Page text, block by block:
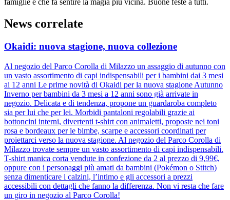
famiglie e che fa sentire la magia più vicina. Buone feste a tutti.
News correlate
Okaidi: nuova stagione, nuova collezione
Al negozio del Parco Corolla di Milazzo un assaggio di autunno con
un vasto assortimento di capi indispensabili per i bambini dai 3 mesi
ai 12 anni Le prime novità di Okaidi per la nuova stagione Autunno
Inverno per bambini da 3 mesi a 12 anni sono già arrivate in
negozio. Delicata e di tendenza, propone un guardaroba completo
sia per lui che per lei. Morbidi pantaloni regolabili grazie ai
bottoncini interni, divertenti t-shirt con animaletti, proposte nei toni
rosa e bordeaux per le bimbe, scarpe e accessori coordinati per
proiettarci verso la nuova stagione. Al negozio del Parco Corolla di
Milazzo trovate sempre un vasto assortimento di capi indispensabili.
T-shirt manica corta vendute in confezione da 2 al prezzo di 9,99€,
oppure con i personaggi più amati da bambini (Pokémon o Stitch)
senza dimenticare i calzini, l’intimo e gli accessori a prezzi
accessibili con dettagli che fanno la differenza. Non vi resta che fare
un giro in negozio al Parco Corolla!